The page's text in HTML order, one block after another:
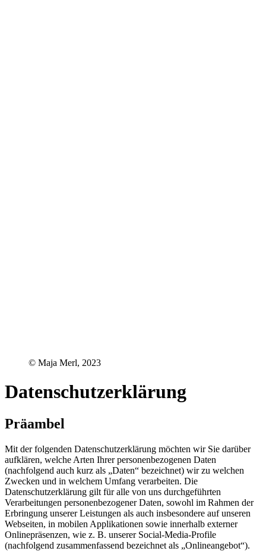
© Maja Merl, 2023
Datenschutzerklärung
Präambel
Mit der folgenden Datenschutzerklärung möchten wir Sie darüber
aufklären, welche Arten Ihrer personenbezogenen Daten
(nachfolgend auch kurz als „Daten“ bezeichnet) wir zu welchen
Zwecken und in welchem Umfang verarbeiten. Die
Datenschutzerklärung gilt für alle von uns durchgeführten
Verarbeitungen personenbezogener Daten, sowohl im Rahmen der
Erbringung unserer Leistungen als auch insbesondere auf unseren
Webseiten, in mobilen Applikationen sowie innerhalb externer
Onlinepräsenzen, wie z. B. unserer Social-Media-Profile
(nachfolgend zusammenfassend bezeichnet als „Onlineangebot“).